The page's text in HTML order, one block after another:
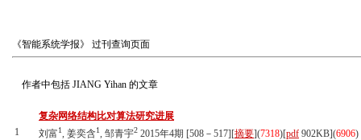
《智能系统学报》 过刊查询页面
作者中包括 JIANG Yihan 的文章
1
复杂网络结构比对算法研究进展
刘富1, 姜奕含1, 邹青宇2 2015年4期 [508－517][摘要](7318)[pdf 902KB](6906)